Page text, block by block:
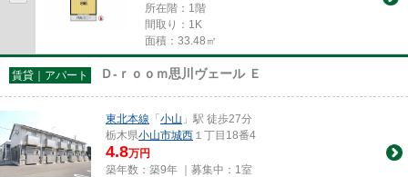
所在階：1階
間取り：1K
面積：33.48㎡
賃貸｜アパート Ｄ-ｒｏｏｍ思川ヴェール Ｅ
東北本線 「小山 」駅 徒歩27分
栃木県小山市城西 １丁目18番4
4.8万円
築年数：築9年 ｜募集中： 1室